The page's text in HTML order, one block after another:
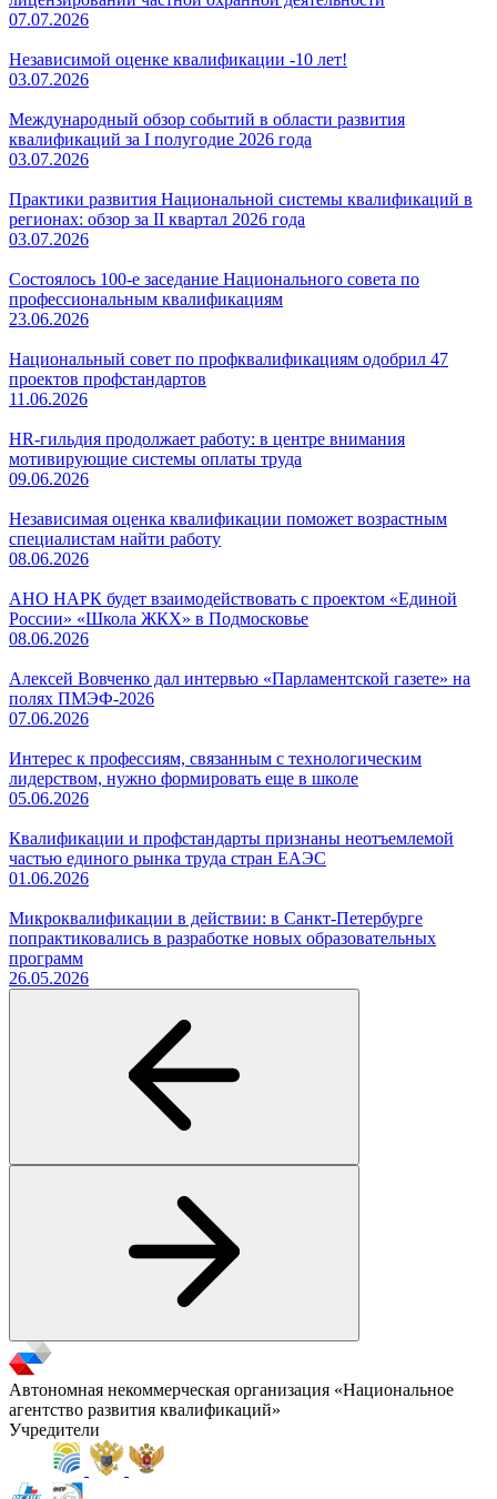
07.07.2026
Независимой оценке квалификации -10 лет!
03.07.2026
Международный обзор событий в области развития
квалификаций за I полугодие 2026 года
03.07.2026
Практики развития Национальной системы квалификаций в
регионах: обзор за II квартал 2026 года
03.07.2026
Состоялось 100-е заседание Национального совета по
профессиональным квалификациям
23.06.2026
Национальный совет по профквалификациям одобрил 47
проектов профстандартов
11.06.2026
HR-гильдия продолжает работу: в центре внимания
мотивирующие системы оплаты труда
09.06.2026
Независимая оценка квалификации поможет возрастным
специалистам найти работу
08.06.2026
АНО НАРК будет взаимодействовать с проектом «Единой
России» «Школа ЖКХ» в Подмосковье
08.06.2026
Алексей Вовченко дал интервью «Парламентской газете» на
полях ПМЭФ-2026
07.06.2026
Интерес к профессиям, связанным с технологическим
лидерством, нужно формировать еще в школе
05.06.2026
Квалификации и профстандарты признаны неотъемлемой
частью единого рынка труда стран ЕАЭС
01.06.2026
Микроквалификации в действии: в Санкт-Петербурге
попрактиковались в разработке новых образовательных
программ
26.05.2026
Автономная некоммерческая организация «Национальное
агентство развития квалификаций»
Учредители